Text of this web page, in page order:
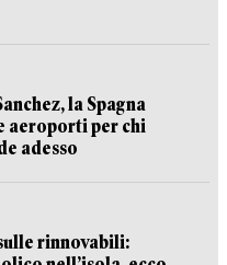
la Spagna
aeroporti per chi
adesso
rinnovabili: